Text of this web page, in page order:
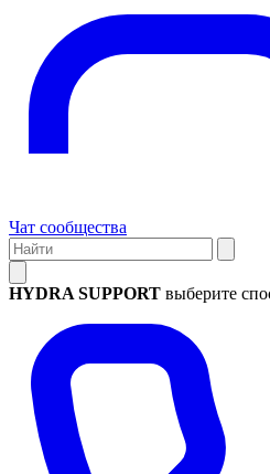
Чат сообщества
HYDRA SUPPORT выберите